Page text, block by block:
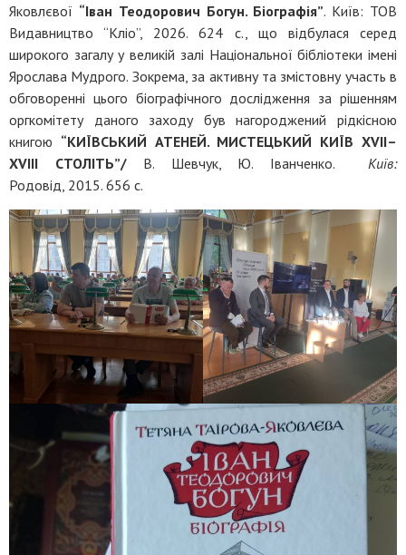
Яковлєвої “Іван Теодорович Богун. Біографія”. Київ: ТОВ
Видавництво “Кліо”, 2026. 624 с., що відбулася серед
широкого загалу у великій залі Національної бібліотеки імені
Ярослава Мудрого. Зокрема, за активну та змістовну участь в
обговоренні цього біографічного дослідження за рішенням
оргкомітету даного заходу був нагороджений рідкісною
книгою “КИЇВСЬКИЙ АТЕНЕЙ. МИСТЕЦЬКИЙ КИЇВ ХVІІ–
ХVІІІ СТОЛІТЬ”/В. Шевчук, Ю. Іванченко.Київ:
Родовід, 2015. 656 с.